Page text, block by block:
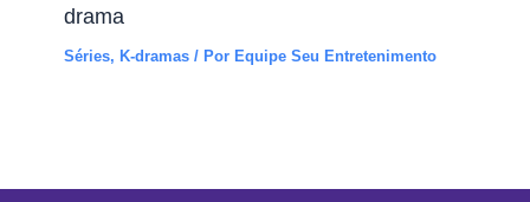
drama
Séries,K-dramas / PorEquipe Seu Entretenimento